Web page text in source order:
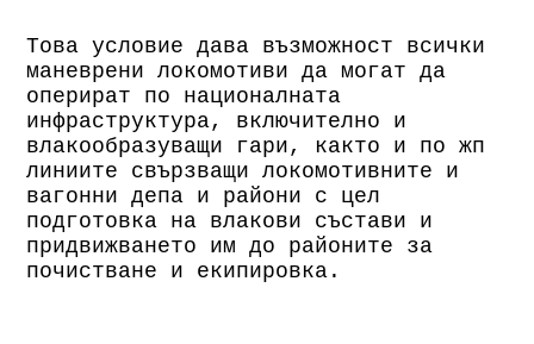
Това условие дава възможност всички
маневрени локомотиви да могат да
оперират по националната
инфраструктура, включително и
влакообразуващи гари, както и по жп
линиите свързващи локомотивните и
вагонни депа и райони с цел
подготовка на влакови състави и
придвижването им до районите за
почистване и екипировка.